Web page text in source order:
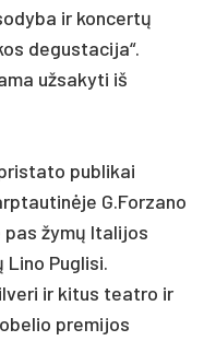
ir koncertų
degustacija“.
užsakyti iš
publikai
G.Forzano
žymų Italijos
Puglisi.
ir kitus teatro ir
premijos